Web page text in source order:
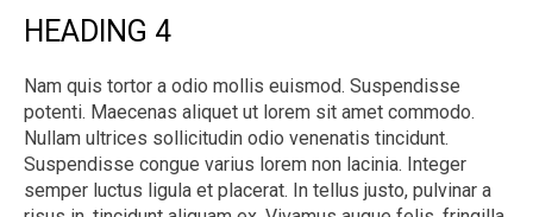
HEADING 4
Nam quis tortor a odio mollis euismod. Suspendisse
potenti. Maecenas aliquet ut lorem sit amet commodo.
Nullam ultrices sollicitudin odio venenatis tincidunt.
Suspendisse congue varius lorem non lacinia. Integer
semper luctus ligula et placerat. In tellus justo, pulvinar a